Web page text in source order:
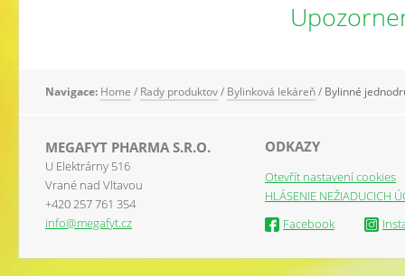
Navigace: Home / Rady produktov/ Bylinková lekáreň/ Bylinné
MEGAFYT PHARMA S.R.O.
U Elektrárny 516
Vrané nad Vltavou
+420 257 761 354
info@megafyt.cz
ODKAZY
Otevřít nastavení cookies
HLÁSENIE NEŽIADUCICH
Facebook